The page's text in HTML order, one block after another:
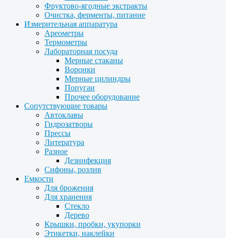
Фруктово-ягодные экстракты
Очистка, ферменты, питание
Измерительная аппаратура
Ареометры
Термометры
Лабораторная посуда
Мерные стаканы
Воронки
Мерные цилиндры
Попугаи
Прочее оборудование
Сопутствующие товары
Автоклавы
Гидрозатворы
Прессы
Литература
Разное
Дезинфекция
Сифоны, розлив
Емкости
Для брожения
Для хранения
Стекло
Дерево
Крышки, пробки, укупорки
Этикетки, наклейки